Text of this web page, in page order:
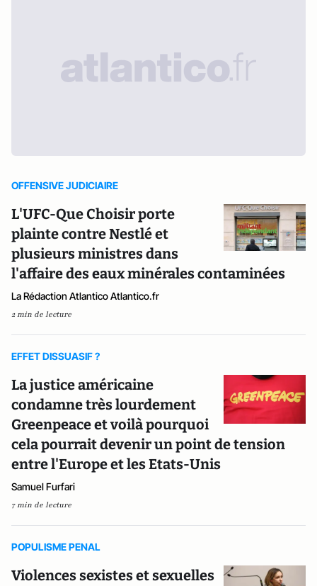
OFFENSIVE JUDICIAIRE
L'UFC-Que Choisir porte
plainte contre Nestlé et
plusieurs ministres dans
l'affaire des eaux minérales contaminées
La Rédaction Atlantico Atlantico.fr
2 min de lecture
EFFET DISSUASIF ?
La justice américaine
condamne très lourdement
Greenpeace et voilà pourquoi
cela pourrait devenir un point de tension
entre l'Europe et les Etats-Unis
Samuel Furfari
7 min de lecture
POPULISME PENAL
Violences sexistes et sexuelles